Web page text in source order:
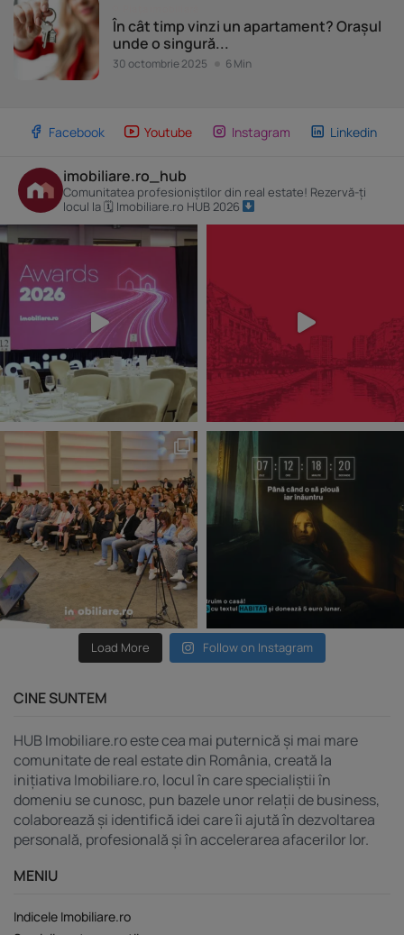
În cât timp vinzi un apartament? Orașul
unde o singură...
30 octombrie 2025 6 Min
Facebook Youtube Instagram Linkedin
imobiliare.ro_hub
Comunitatea profesioniștilor din real estate! Rezervă-ți
locul la 🗓 Imobiliare.ro HUB 2026
Load More Follow on Instagram
CINE SUNTEM
HUB Imobiliare.ro este cea mai puternică și mai mare
comunitate de real estate din România, creată la
inițiativa Imobiliare.ro, locul în care specialiștii în
domeniu se cunosc, pun bazele unor relații de business,
colaborează și identifică idei care îi ajută în dezvoltarea
personală, profesională și în accelerarea afacerilor lor.
MENIU
Indicele Imobiliare.ro